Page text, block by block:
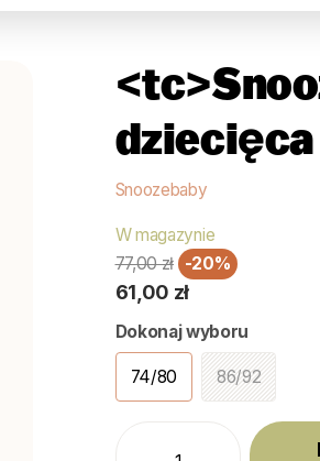
Snoozebaby
W magazynie
77,00 zł -20%
61,00 zł
Dokonaj wyboru
74/80 86/92